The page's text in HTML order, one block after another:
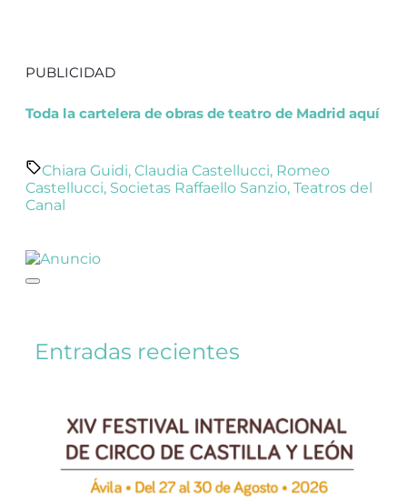
PUBLICIDAD
Toda la cartelera de obras de teatro de Madrid aquí
Chiara Guidi, Claudia Castellucci, Romeo
Castellucci, Societas Raffaello Sanzio, Teatros del
Canal
Entradas recientes